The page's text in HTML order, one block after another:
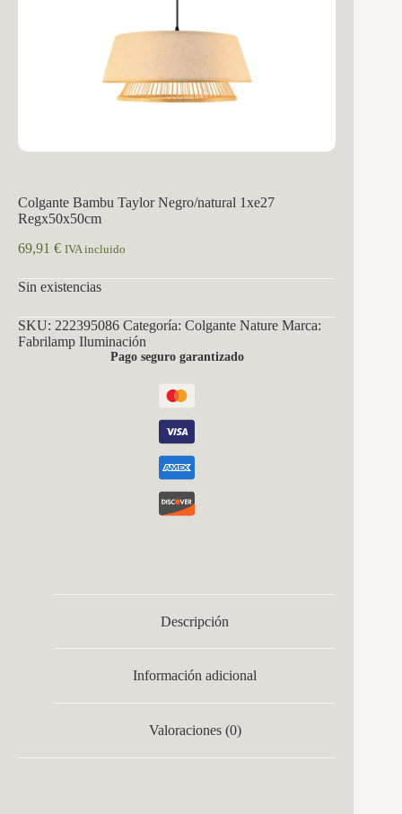
Colgante Bambu Taylor Negro/natural 1xe27
Regx50x50cm
69,91 € IVA incluido
Sin existencias
SKU: 222395086 Categoría: Colgante Nature Marca:
Fabrilamp Iluminación
Pago seguro garantizado
Descripción
Información adicional
Valoraciones (0)